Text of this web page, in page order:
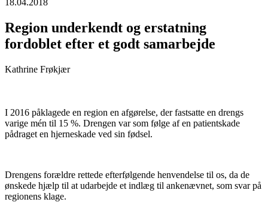
18.04.2018
Region underkendt og erstatning
fordoblet efter et godt samarbejde
Kathrine Frøkjær
I 2016 påklagede en region en afgørelse, der fastsatte en drengs
varige mén til 15 %. Drengen var som følge af en patientskade
pådraget en hjerneskade ved sin fødsel.
Drengens forældre rettede efterfølgende henvendelse til os, da de
ønskede hjælp til at udarbejde et indlæg til ankenævnet, som svar på
regionens klage.